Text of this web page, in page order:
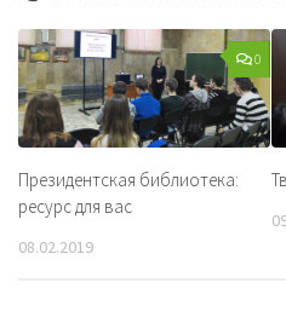
0
Президентская библиотека:
ресурс для вас
08.02.2019